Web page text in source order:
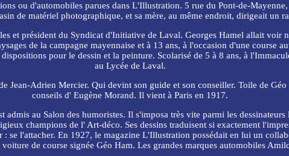
ou d'automobiles parues dans L'Illustration. 5 rue du Pont-de-
de matériel photographique, et sa mère, au même endroit, dirigeait un
et président du Syndicat d'Initiative de Laval. Georges Hamel allait voir
de la campagne mayennaise et à 13 ans, à l'occasion d'une course
pour le dessin et la peinture. Scolarisé de 5 à 8 ans, à
au Lycée de Laval.
Jean-Adrien Mercier. Qui devint son guide et son conseiller. Toile de
conseils d' Eugène Morand. Il vient à Paris en 1917.
au Salon des humoristes. Il s'imposa très vite parmi les
champions de l' Art-déco. Ses dessins traduisent si exactement
se l'attacher. En 1927, le magazine L'Illustration possédait en lui un
de course signée Géo Ham. Les grandes marques automobiles